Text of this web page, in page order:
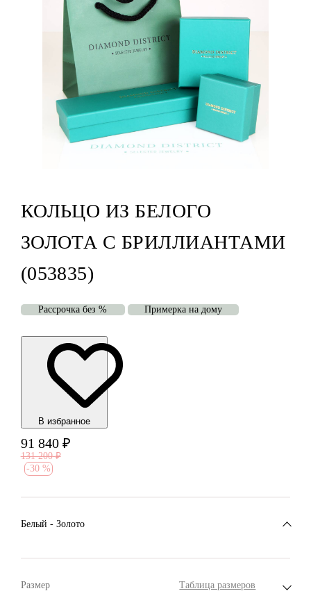
КОЛЬЦО ИЗ БЕЛОГО
ЗОЛОТА С БРИЛЛИАНТАМИ
(053835)
Рассрочка без % Примерка на дому
В избранноe
91 840 ₽
131 200 ₽
-30 %
Белый - Золото
Размер Таблица размеров